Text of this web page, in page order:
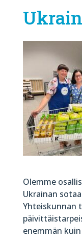
Olemme
Ukrainan
Yhteiskunnan
enemmän